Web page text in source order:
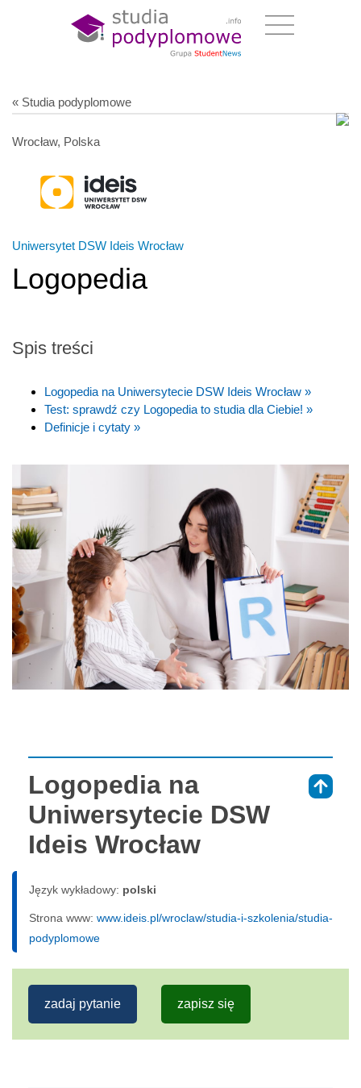
« Studia podyplomowe
Wrocław, Polska
Uniwersytet DSW Ideis Wrocław
Logopedia
Spis treści
Logopedia na Uniwersytecie DSW Ideis Wrocław »
Test: sprawdź czy Logopedia to studia dla Ciebie! »
Definicje i cytaty »
Logopedia na
Uniwersytecie DSW
Ideis Wrocław
Język wykładowy: polski
Strona www: www.ideis.pl/wroclaw/studia-i-szkolenia/studia-
podyplomowe
zadaj pytanie zapisz się